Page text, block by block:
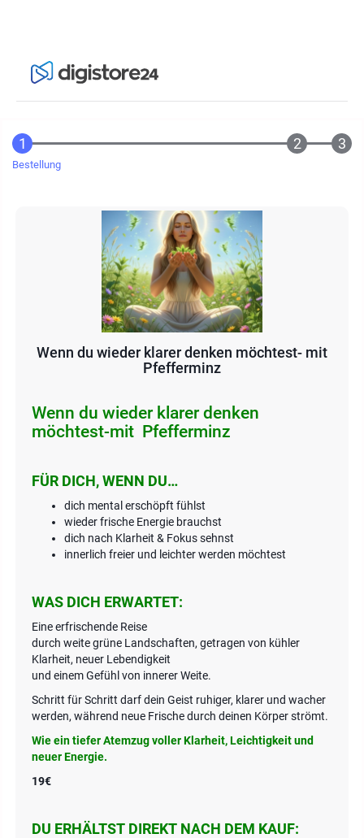
Bestellung
Wenn du wieder klarer denken möchtest- mit
Pfefferminz
Wenn du wieder klarer denken
möchtest-mit Pfefferminz
FÜR DICH, WENN DU…
dich mental erschöpft fühlst
wieder frische Energie brauchst
dich nach Klarheit & Fokus sehnst
innerlich freier und leichter werden möchtest
WAS DICH ERWARTET:
Eine erfrischende Reise
durch weite grüne Landschaften, getragen von kühler
Klarheit, neuer Lebendigkeit
und einem Gefühl von innerer Weite.
Schritt für Schritt darf dein Geist ruhiger, klarer und wacher
werden, während neue Frische durch deinen Körper strömt.
Wie ein tiefer Atemzug voller Klarheit, Leichtigkeit und
neuer Energie.
19€
DU ERHÄLTST DIREKT NACH DEM KAUF: